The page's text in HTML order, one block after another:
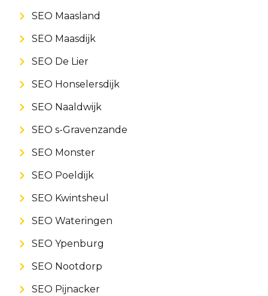
SEO Maasland
SEO Maasdijk
SEO De Lier
SEO Honselersdijk
SEO Naaldwijk
SEO s-Gravenzande
SEO Monster
SEO Poeldijk
SEO Kwintsheul
SEO Wateringen
SEO Ypenburg
SEO Nootdorp
SEO Pijnacker